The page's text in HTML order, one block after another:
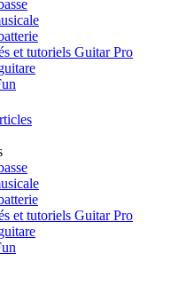
et tutoriels Guitar Pro
et tutoriels Guitar Pro